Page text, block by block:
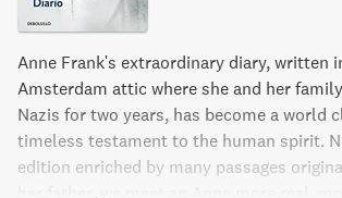
Anne Frank's extraordinary diary, written
Amsterdam attic where she and her
Nazis for two years, has become a world
timeless testament to the human spirit.
edition enriched by many passages